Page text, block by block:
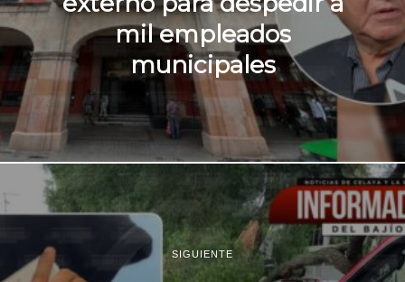
mil empleados
municipales
SIGUIENTE